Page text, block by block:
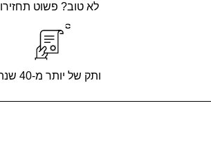
לא טוב? פשוט תחזירו
ותק של יותר מ-40 שנה